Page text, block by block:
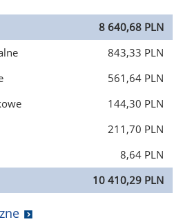
8 640,68 PLN
843,33 PLN
561,64 PLN
144,30 PLN
211,70 PLN
8,64 PLN
10 410,29 PLN